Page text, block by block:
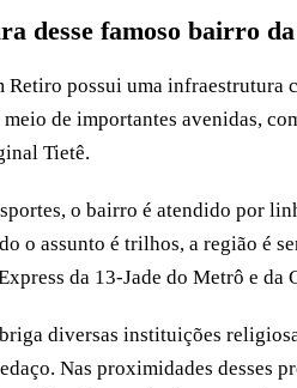
desse famoso bairro
Retiro possui uma infraestrutura
meio de importantes avenidas,
Tietê.
o bairro é atendido por
o assunto é trilhos, a região é
da 13-Jade do Metrô e da
diversas instituições
Nas proximidades desses